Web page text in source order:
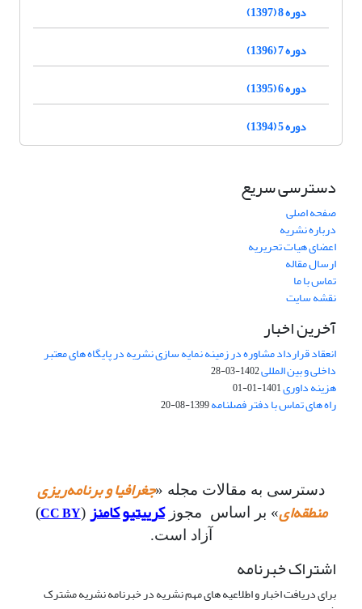
دوره 8 (1397)
دوره 7 (1396)
دوره 6 (1395)
دوره 5 (1394)
دسترسی سریع
صفحه اصلی
درباره نشریه
اعضای هیات تحریریه
ارسال مقاله
تماس با ما
نقشه سایت
آخرین اخبار
انعقاد قرارداد مشاوره در زمینه نمایه سازی نشریه در پایگاه های معتبر
داخلی و بین المللی1402-03-28
هزینه داوری1401-01-01
راه های تماس با دفتر فصلنامه1399-08-20
دسترسی به مقالات مجله «جغرافیا و برنامه‌ریزی
منطقه‌ای» بر اساس مجوزکرییتیو کامنز (
CC BY
)
آزاد است.
اشتراک خبرنامه
برای دریافت اخبار و اطلاعیه های مهم نشریه در خبرنامه نشریه مشترک